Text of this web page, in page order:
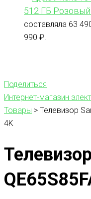
512 ГБ Розовый
составляла 63
990 ₽.
Поделиться
Интернет-магазин
Товары > Телевизор
4K